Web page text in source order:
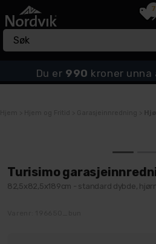
7
Du er 990 kroner unna
Turisimo
82,5x82,5x189cm - standard dybde,